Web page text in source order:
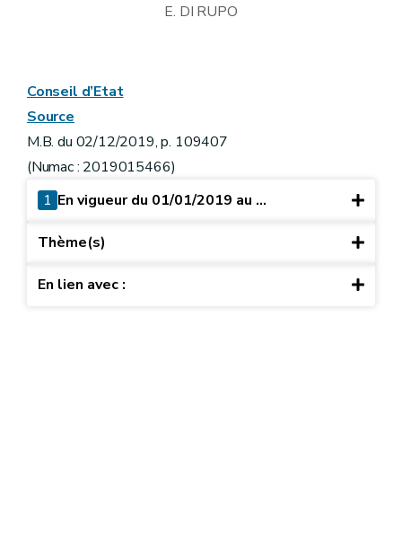
E. DI RUPO
Conseil d’Etat
Source
M.B. du 02/12/2019, p. 109407
(Numac : 2019015466)
1 En vigueur du 01/01/2019 au ...
Thème(s)
En lien avec :